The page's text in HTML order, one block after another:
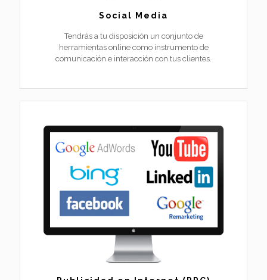
Social Media
Tendrás a tu disposición un conjunto de
herramientas online como instrumento de
comunicación e interacción con tus clientes.